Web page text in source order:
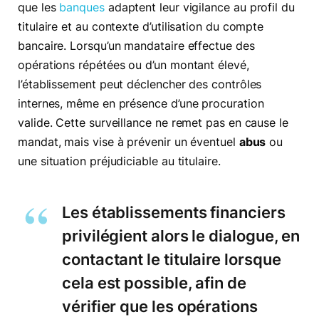
que les banquesadaptent leur vigilance au profil du
titulaire et au contexte d’utilisation du compte
bancaire. Lorsqu’un mandataire effectue des
opérations répétées ou d’un montant élevé,
l’établissement peut déclencher des contrôles
internes, même en présence d’une procuration
valide. Cette surveillance ne remet pas en cause le
mandat, mais vise à prévenir un éventuel abus ou
une situation préjudiciable au titulaire.
Les établissements financiers
privilégient alors le dialogue, en
contactant le titulaire lorsque
cela est possible, afin de
vérifier que les opérations